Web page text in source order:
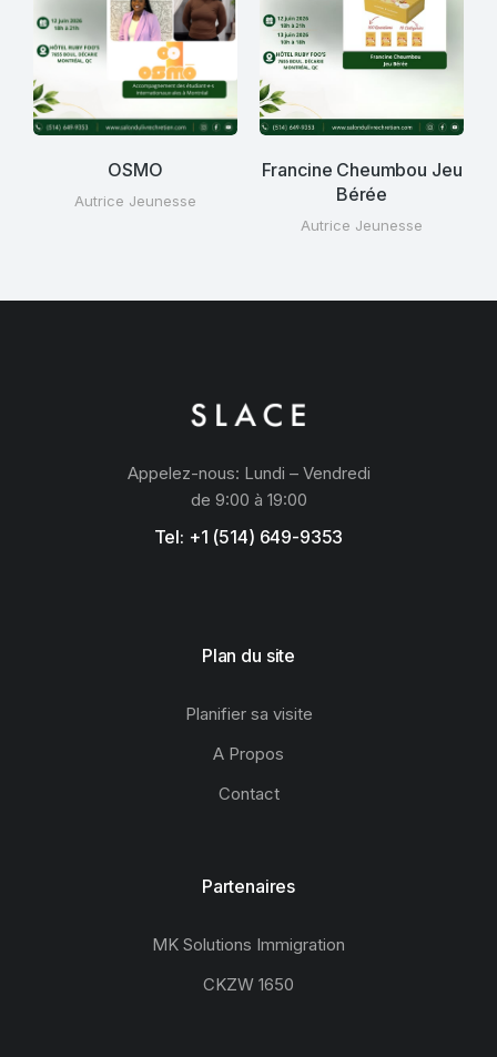
OSMO
Autrice Jeunesse
Francine Cheumbou Jeu
Bérée
Autrice Jeunesse
Appelez-nous: Lundi – Vendredi
de 9:00 à 19:00
Tel: +1 (514) 649-9353
Plan du site
Planifier sa visite
A Propos
Contact
Partenaires
MK Solutions Immigration
CKZW 1650